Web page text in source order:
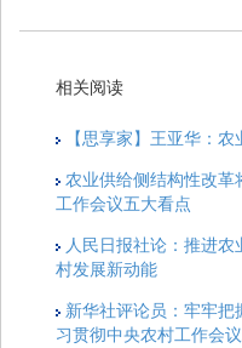
相关阅读
【思享家】王亚华：
农业供给侧结构性改
工作会议五大看点
人民日报社论：推进
村发展新动能
新华社评论员：牢牢
习贯彻中央农村工作会